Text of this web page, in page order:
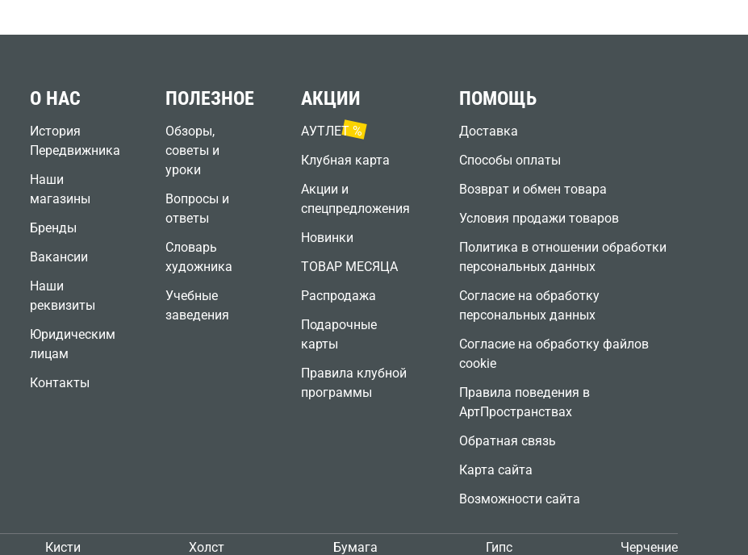
О НАС
История
Передвижника
Наши
магазины
Бренды
Вакансии
Наши
реквизиты
Юридическим
лицам
Контакты
ПОЛЕЗНОЕ
Обзоры,
советы и
уроки
Вопросы и
ответы
Словарь
художника
Учебные
заведения
АКЦИИ
АУТЛЕТ %
Клубная карта
Акции и
спецпредложения
Новинки
ТОВАР МЕСЯЦА
Распродажа
Подарочные
карты
Правила клубной
программы
ПОМОЩЬ
Доставка
Способы оплаты
Возврат и обмен товара
Условия продажи товаров
Политика в отношении обработки
персональных данных
Согласие на обработку
персональных данных
Согласие на обработку файлов
cookie
Правила поведения в
АртПространствах
Обратная связь
Карта сайта
Возможности сайта
Кисти Холст Бумага Гипс Черчение